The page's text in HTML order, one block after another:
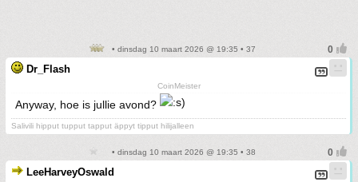
• dinsdag 10 maart 2026 @ 19:35 • 37
Dr_Flash
CoinMeister
Anyway, hoe is jullie avond?
Salivili hipput tupput tapput äppyt tipput hilijalleen
• dinsdag 10 maart 2026 @ 19:35 • 38
LeeHarveyOswald